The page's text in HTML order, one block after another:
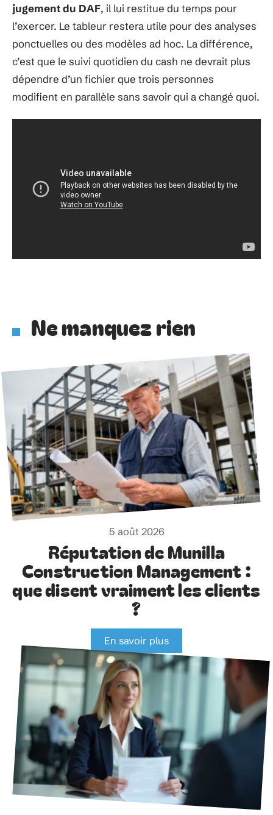
jugement du DAF, il lui restitue du temps pour
l’exercer. Le tableur restera utile pour des analyses
ponctuelles ou des modèles ad hoc. La différence,
c’est que le suivi quotidien du cash ne devrait plus
dépendre d’un fichier que trois personnes
modifient en parallèle sans savoir qui a changé quoi.
Ne manquez rien
5 août 2026
Réputation de Munilla
Construction Management :
que disent vraiment les clients
?
En savoir plus